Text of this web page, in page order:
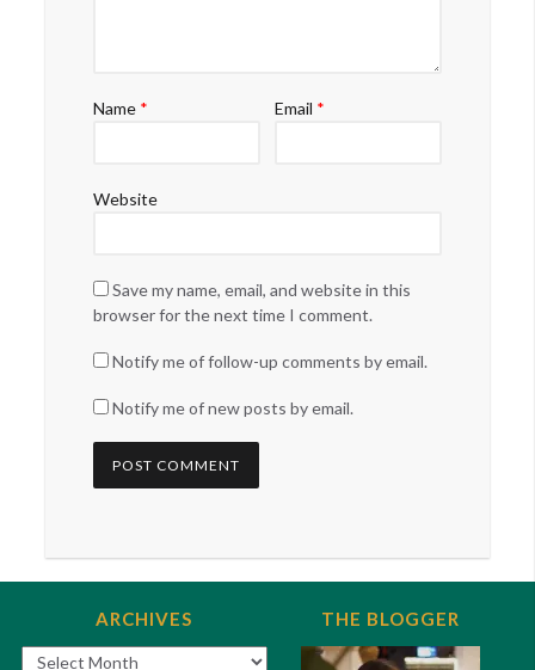
Name * Email *
Website
Save my name, email, and website in this
browser for the next time I comment.
Notify me of follow-up comments by email.
Notify me of new posts by email.
ARCHIVES
Archives
THE BLOGGER